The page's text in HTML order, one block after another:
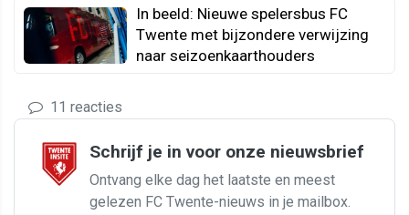
In beeld: Nieuwe spelersbus FC
Twente met bijzondere verwijzing
naar seizoenkaarthouders
11 reacties
Schrijf je in voor onze nieuwsbrief
Ontvang elke dag het laatste en meest
gelezen FC Twente-nieuws in je mailbox.